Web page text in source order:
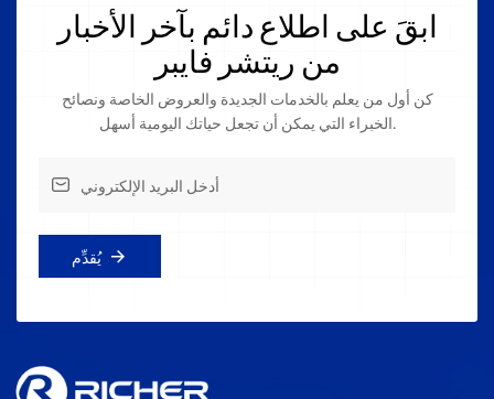
ابقَ على اطلاع دائم بآخر الأخبار
من ريتشر فايبر
كن أول من يعلم بالخدمات الجديدة والعروض الخاصة ونصائح
الخبراء التي يمكن أن تجعل حياتك اليومية أسهل.
يُقدِّم